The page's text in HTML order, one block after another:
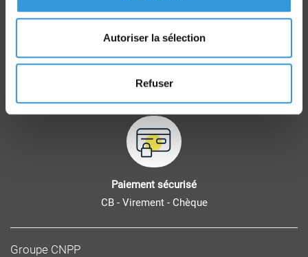
Autoriser la sélection
Refuser
Retrait commande
sur Vernon et Paris
Paiement sécurisé
CB - Virement - Chèque
Groupe CNPP